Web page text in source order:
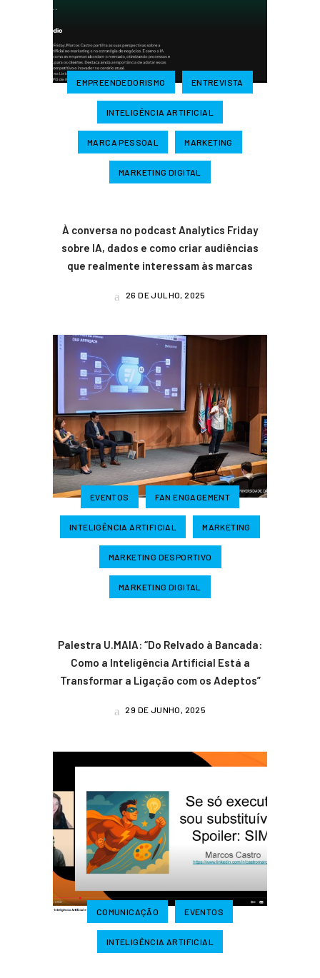
EMPREENDEDORISMO ENTREVISTA
INTELIGÊNCIA ARTIFICIAL
MARCA PESSOAL MARKETING
MARKETING DIGITAL
À conversa no podcast Analytics Friday
sobre IA, dados e como criar audiências
que realmente interessam às marcas
26 DE JULHO, 2025
EVENTOS FAN ENGAGEMENT
INTELIGÊNCIA ARTIFICIAL MARKETING
MARKETING DESPORTIVO
MARKETING DIGITAL
Palestra U.MAIA: “Do Relvado à Bancada:
Como a Inteligência Artificial Está a
Transformar a Ligação com os Adeptos”
29 DE JUNHO, 2025
COMUNICAÇÃO EVENTOS
INTELIGÊNCIA ARTIFICIAL